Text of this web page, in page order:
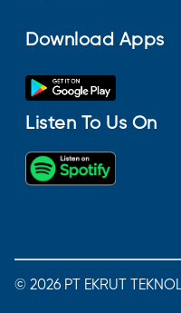
Download Apps
Listen To Us On
© 2026 PT EKRUT